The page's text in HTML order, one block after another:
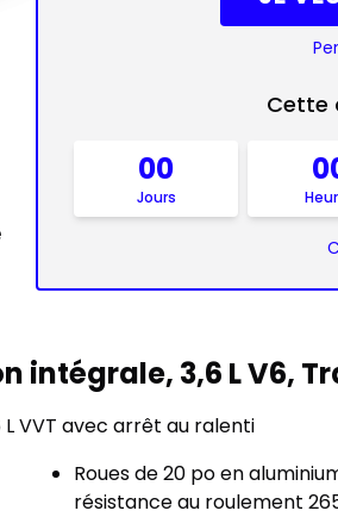
Cette
00
Jours
intégrale, 3,6 L V6,
VVT avec arrêt au ralenti
Roues de 20 po en
résistance au roulement